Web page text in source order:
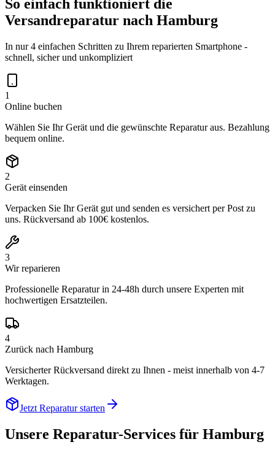
So einfach funktioniert die
Versandreparatur nach Hamburg
In nur 4 einfachen Schritten zu Ihrem reparierten Smartphone -
schnell, sicher und unkompliziert
1
Online buchen
Wählen Sie Ihr Gerät und die gewünschte Reparatur aus. Bezahlung
bequem online.
2
Gerät einsenden
Verpacken Sie Ihr Gerät gut und senden es versichert per Post zu
uns. Rückversand ab 100€ kostenlos.
3
Wir reparieren
Professionelle Reparatur in 24-48h durch unsere Experten mit
hochwertigen Ersatzteilen.
4
Zurück nach Hamburg
Versicherter Rückversand direkt zu Ihnen - meist innerhalb von 4-7
Werktagen.
Jetzt Reparatur starten
Unsere Reparatur-Services für Hamburg